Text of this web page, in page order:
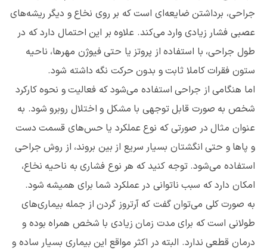
جراحی، برداشتن ضایعه‌ای است که بر روی نخاع و دیگر ریشه‌های
عصبی فشار زیادی وارد می‌کند. علاوه بر این احتمال دارد که در
طول جراحی، با استفاده از پروتز یا حتی فیوژن مهرها، ناحیه
ستون فقرات کاملا ثابت و بدون حرکت نگه داشته شود.
اما هنگامی از جراحی استفاده می‌شود که فعالیت و نحوه کارکرد
شخص به صورت قابل توجهی با مشکل و اختلال روبرو شود. به
عنوان مثال در صورتی که نوع عملکرد یا حس‌های قسمت دست
و پاها و حتی انگشتان بسیار سریع از بین بروند، از روش جراحی
استفاده می‌شود. توجه کنید که هر نوع فشاری به ناحیه نخاع،
امکان دارد که سبب ناتوانی در عملکرد شما برای همیشه شود.
به صورت کلی می‌توان گفت که آرتروز گردن از جمله بیماری‌های
طولانی است که برای مدت زمان زیادی با شخص همراه بوده و
درمان قطعی ندارد. البته در اکثر مواقع این بیماری بسیار ساده و